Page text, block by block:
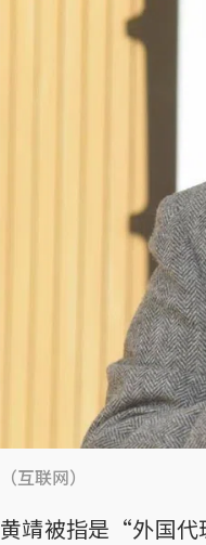
（互联网）
黄靖被指是“外国代